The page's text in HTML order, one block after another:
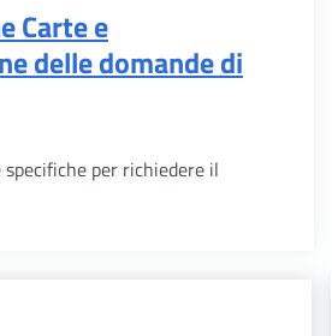
Carte e
delle domande di
per richiedere il